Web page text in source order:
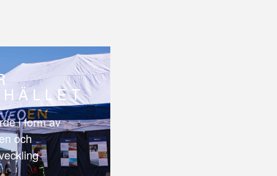
i form av
och